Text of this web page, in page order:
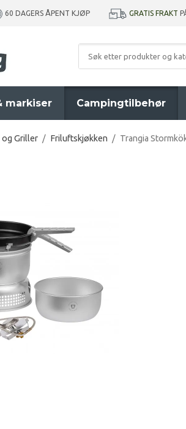
60 DAGERS ÅPENT KJØP GRATIS FRAKT
markiser Campingtilbehør
og Griller / Friluftskjøkken / Trangia